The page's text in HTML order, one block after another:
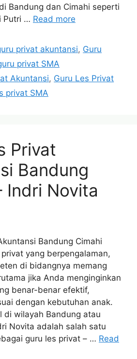
Bandung dan Cimahi seperti
Putri … Read more
privat akuntansi, Guru
privat SMA
Akuntansi, Guru Les Privat
privat SMA
Privat
Bandung
Indri Novita
Bandung Cimahi
yang berpengalaman,
di bidangnya memang
jika Anda menginginkan
benar-benar efektif,
dengan kebutuhan anak.
di wilayah Bandung atau
Novita adalah salah satu
guru les privat – … Read